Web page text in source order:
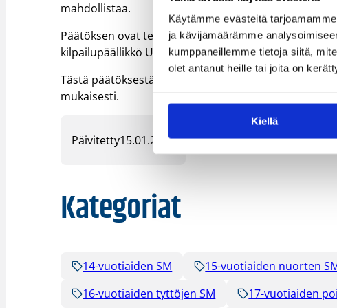
Käytämme evästeitä
ja kävijämäärämme
kumppaneillemme tietoja siitä,
olet antanut heille tai joita on
Kiellä
mahdollistaa.
Päätöksen ovat tehneet kilpailujaokseen
kilpailupäällikkö Ulla Karlsson.
Tästä päätöksestä voi valittaa Suomen
mukaisesti.
Päivitetty15.01.2021
Kategoriat
14-vuotiaiden SM 15-vuotiaiden nuorten
16-vuotiaiden tyttöjen SM
17-vuotiaiden